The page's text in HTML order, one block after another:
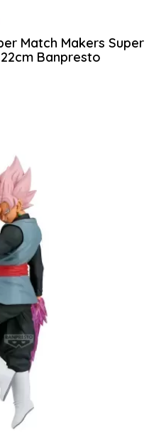
Match Makers Super
Banpresto